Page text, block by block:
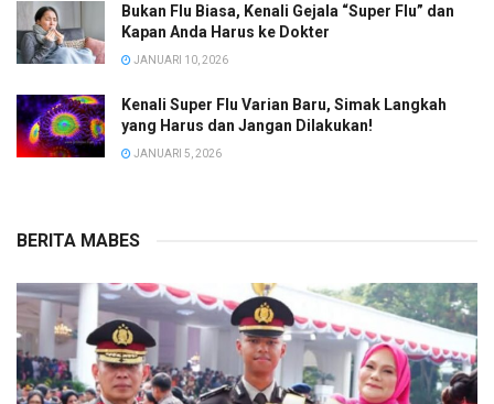
Bukan Flu Biasa, Kenali Gejala “Super Flu” dan
Kapan Anda Harus ke Dokter
JANUARI 10, 2026
Kenali Super Flu Varian Baru, Simak Langkah
yang Harus dan Jangan Dilakukan!
JANUARI 5, 2026
BERITA MABES